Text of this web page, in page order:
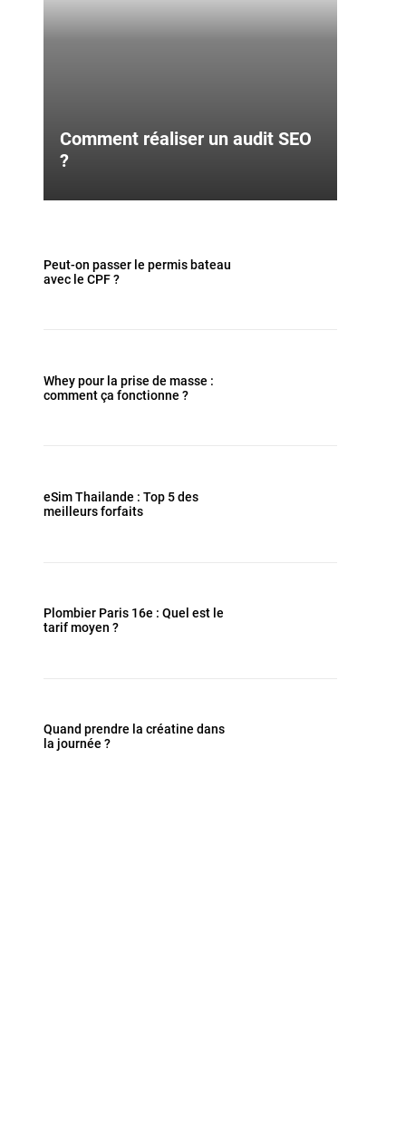
Comment réaliser un audit SEO
?
Peut-on passer le permis bateau
avec le CPF ?
Whey pour la prise de masse :
comment ça fonctionne ?
eSim Thailande : Top 5 des
meilleurs forfaits
Plombier Paris 16e : Quel est le
tarif moyen ?
Quand prendre la créatine dans
la journée ?